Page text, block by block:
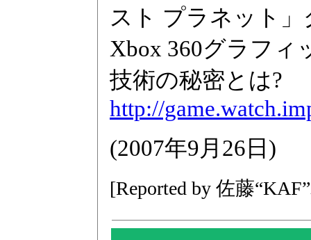
スト プラネット
Xbox 360グラフィ
技術の秘密とは?
http://
(2007年9月26日)
[Reported by 佐藤